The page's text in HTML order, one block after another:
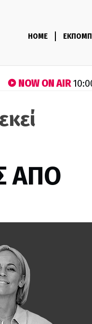
HOME
NOW ON AIR
ΑΠΟ